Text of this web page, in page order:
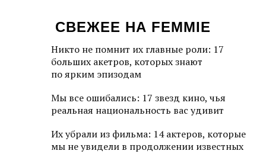
СВЕЖЕЕ НА FEMMIE
Никто не помнит их главные роли: 17
больших акетров, которых знают
по ярким эпизодам
Мы все ошибались: 17 звезд кино, чья
реальная национальность вас удивит
Их убрали из фильма: 14 актеров, которые
мы не увидели в продолжении известных